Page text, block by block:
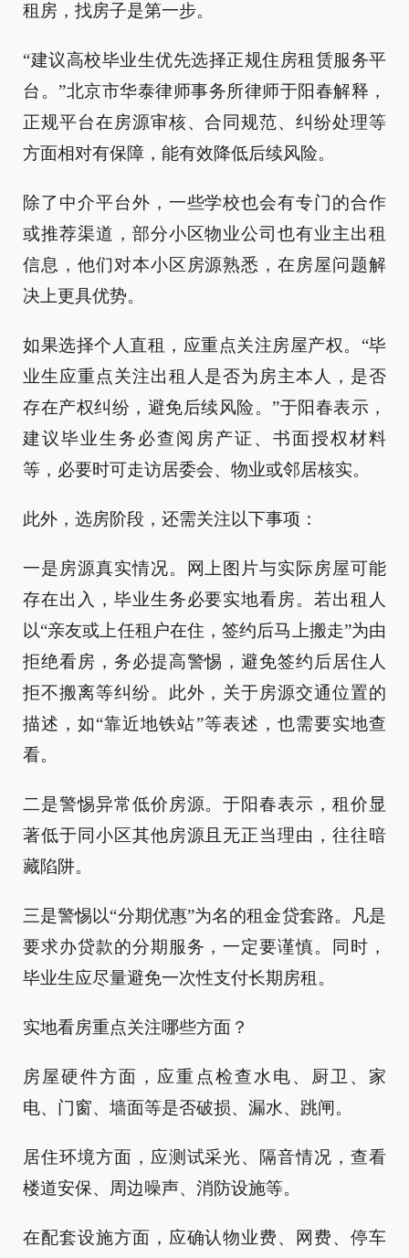
租房，找房子是第一步。
“建议高校毕业生优先选择正规住房租赁服务平
台。”北京市华泰律师事务所律师于阳春解释，
正规平台在房源审核、合同规范、纠纷处理等
方面相对有保障，能有效降低后续风险。
除了中介平台外，一些学校也会有专门的合作
或推荐渠道，部分小区物业公司也有业主出租
信息，他们对本小区房源熟悉，在房屋问题解
决上更具优势。
如果选择个人直租，应重点关注房屋产权。“毕
业生应重点关注出租人是否为房主本人，是否
存在产权纠纷，避免后续风险。”于阳春表示，
建议毕业生务必查阅房产证、书面授权材料
等，必要时可走访居委会、物业或邻居核实。
此外，选房阶段，还需关注以下事项：
一是房源真实情况。网上图片与实际房屋可能
存在出入，毕业生务必要实地看房。若出租人
以“亲友或上任租户在住，签约后马上搬走”为由
拒绝看房，务必提高警惕，避免签约后居住人
拒不搬离等纠纷。此外，关于房源交通位置的
描述，如“靠近地铁站”等表述，也需要实地查
看。
二是警惕异常低价房源。于阳春表示，租价显
著低于同小区其他房源且无正当理由，往往暗
藏陷阱。
三是警惕以“分期优惠”为名的租金贷套路。凡是
要求办贷款的分期服务，一定要谨慎。同时，
毕业生应尽量避免一次性支付长期房租。
实地看房重点关注哪些方面？
房屋硬件方面，应重点检查水电、厨卫、家
电、门窗、墙面等是否破损、漏水、跳闸。
居住环境方面，应测试采光、隔音情况，查看
楼道安保、周边噪声、消防设施等。
在配套设施方面，应确认物业费、网费、停车